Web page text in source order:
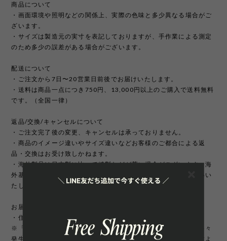
商品について
・画面環境や照明などの関係上、実際の色味と多少異なる場合がご
ざいます。
・サイズは製造元の実寸を表記しておりますが、手作業による測定
のため多少の誤差がある場合がございます。
配送について
・ご注文から7日〜20営業日前後でお届けいたします。
・送料は商品一点につき750円、13,000円以上のご購入で送料無料
です。（全国一律）
返品/交換/キャンセルについて
・ご注文完了後の変更、キャンセルは承っておりません。
・商品のイメージ違いやサイズ違いなどお客様のご都合による返
品・交換はお受け致しかねます。
・海外製品は日本製に比べて縫製などが荒い場合がございます。海
外基準では返品対象になりませんのでご理解頂けますようお願いい
たします。
お届け先について
・住所変更には追加手数料が発生いたします。
※「町名・丁目番地・部屋番号」の住所不備による配送遅延が多々
発生しております。宛先を十分にご確認の上ご注文いただきますよ